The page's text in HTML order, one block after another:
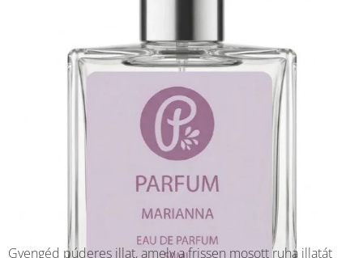
Gyengéd púderes illat, amely a frissen mosott ruha illatát